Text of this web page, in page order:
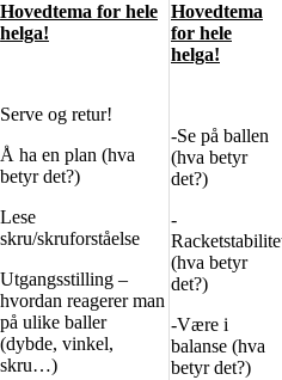
Hovedtema for hele
helga!
Serve og retur!
Å ha en plan (hva
betyr det?)
Lese
skru/skruforståelse
Utgangsstilling –
hvordan reagerer man
på ulike baller
(dybde, vinkel,
skru…)
Hovedtema
for hele
helga!
-Se på ballen
(hva betyr
det?)
-
(hva betyr
det?)
-Være i
balanse (hva
betyr det?)